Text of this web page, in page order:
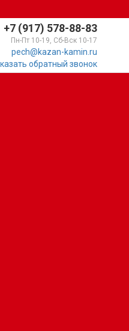
+7 (917) 578-88-83
Пн-Пт 10-19, Сб-Вск 10-17
pech@kazan-kamin.ru
обратный звонок